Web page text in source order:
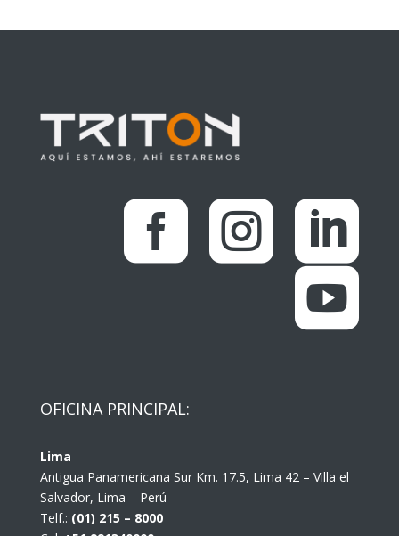
  

OFICINA PRINCIPAL:
Lima
Antigua Panamericana Sur Km. 17.5, Lima 42 – Villa el
Salvador, Lima – Perú
Telf.: (01) 215 – 8000